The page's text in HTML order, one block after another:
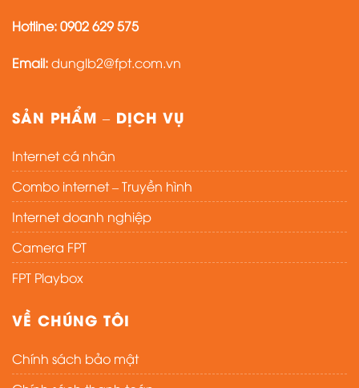
Hotline: 0902 629 575
Email:dunglb2@fpt.com.vn
SẢN PHẨM – DỊCH VỤ
Internet cá nhân
Combo internet – Truyền hình
Internet doanh nghiệp
Camera FPT
FPT Playbox
VỀ CHÚNG TÔI
Chính sách bảo mật